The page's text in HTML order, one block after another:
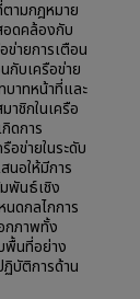
ตามกฎหมาย
อดคล้องกับ
ข่ายการเตือน
กับเครือข่าย
บาทหน้าที่และ
าชิกในเครือ
ดการ
ข่ายในระดับ
นอให้มีการ
พันธ์เชิง
ดกลไกการ
กภาพทั้ง
พื้นที่อย่าง
บัติการด้าน